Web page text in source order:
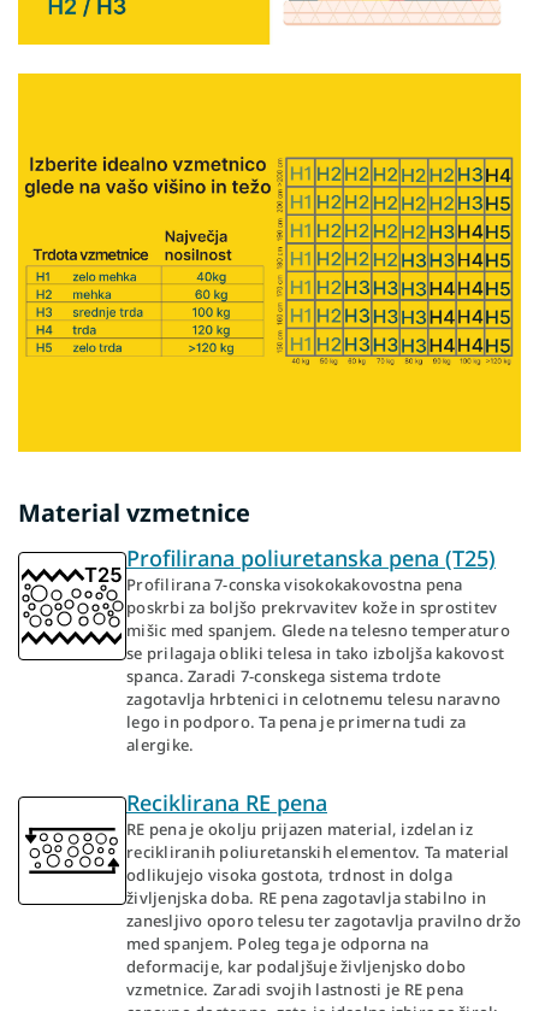
Material vzmetnice
Profilirana poliuretanska pena (T25)
Profilirana 7-conska visokokakovostna pena
poskrbi za boljšo prekrvavitev kože in sprostitev
mišic med spanjem. Glede na telesno temperaturo
se prilagaja obliki telesa in tako izboljša kakovost
spanca. Zaradi 7-conskega sistema trdote
zagotavlja hrbtenici in celotnemu telesu naravno
lego in podporo. Ta pena je primerna tudi za
alergike.
Reciklirana RE pena
RE pena je okolju prijazen material, izdelan iz
recikliranih poliuretanskih elementov. Ta material
odlikujejo visoka gostota, trdnost in dolga
življenjska doba. RE pena zagotavlja stabilno in
zanesljivo oporo telesu ter zagotavlja pravilno držo
med spanjem. Poleg tega je odporna na
deformacije, kar podaljšuje življenjsko dobo
vzmetnice. Zaradi svojih lastnosti je RE pena